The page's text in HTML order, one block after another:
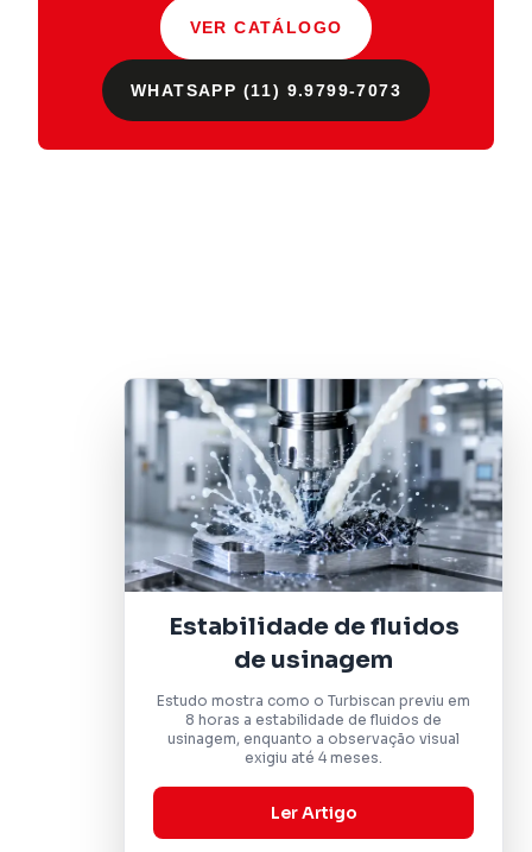
Estabilidade de fluidos
de usinagem
Estudo mostra como o Turbiscan previu em
8 horas a estabilidade de fluidos de
usinagem, enquanto a observação visual
exigiu até 4 meses.
Ler Artigo
VER CATÁLOGO
WHATSAPP (11) 9.9799-7073